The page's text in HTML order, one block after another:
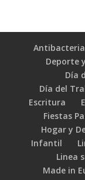
Deporte
Día
Día del
Escritura
Fiestas
Hogar y
Infantil
Linea
Made in